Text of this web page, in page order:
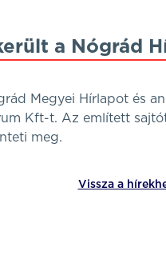
a Nógrád
Megyei Hírlapot és
Kft-t. Az említett
meg.
Vissza a